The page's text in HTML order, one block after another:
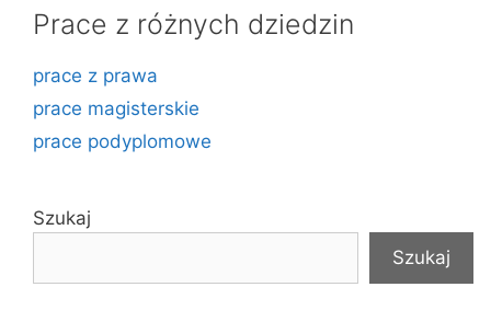
Prace z różnych dziedzin
prace z prawa
prace magisterskie
prace podyplomowe
Szukaj
Szukaj